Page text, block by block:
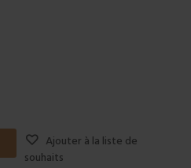
Ajouter à la liste de
souhaits